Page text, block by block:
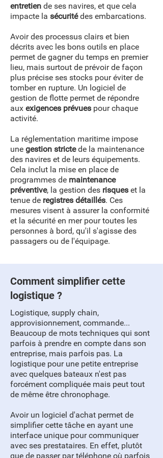
entretien de ses navires, et que cela
impacte la sécuritédes embarcations.
Avoir des processus clairs et bien
décrits avec les bons outils en place
permet de gagner du temps en premier
lieu, mais surtout de prévoir de façon
plus précise ses stocks pour éviter de
tomber en rupture. Un logiciel de
gestion de flotte permet de répondre
aux exigences prévues pour chaque
activité.
La réglementation maritime impose
une gestion strictede la maintenance
des navires et de leurs équipements.
Cela inclut la mise en place de
programmes de maintenance
préventive, la gestion des risques et la
tenue de registres détaillés. Ces
mesures visent à assurer la conformité
et la sécurité en mer pour toutes les
personnes à bord, qu'il s'agisse des
passagers ou de l'équipage.
Comment simplifier cette
logistique ?
Logistique, supply chain,
approvisionnement, commande...
Beaucoup de mots techniques qui sont
parfois à prendre en compte dans son
entreprise, mais parfois pas. La
logistique pour une petite entreprise
avec quelques bateaux n'est pas
forcément compliquée mais peut tout
de même être chronophage.
Avoir un logiciel d'achat permet de
simplifier cette tâche en ayant une
interface unique pour communiquer
avec ses prestataires. En effet, plutôt
que de passer par téléphone où parfois